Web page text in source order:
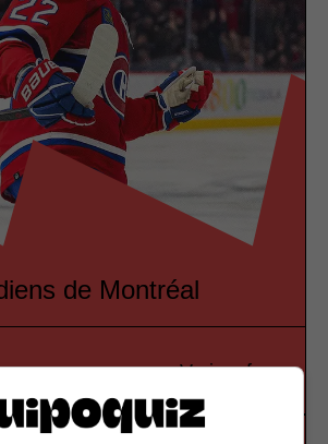
de Montréal
Vrai ou faux